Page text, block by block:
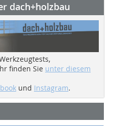
dach+holzbau
finden Sie unter diesem
und Instagram.